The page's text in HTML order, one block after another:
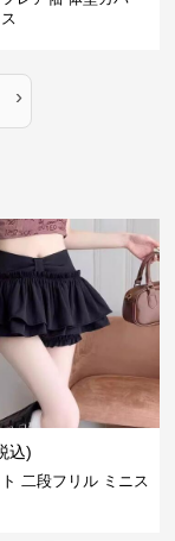
›
込)
二段フリル ミニス